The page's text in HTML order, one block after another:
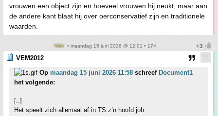
vrouwen een object zijn en hoeveel vrouwen hij neukt, maar aan
de andere kant blaat hij over oerconservatief zijn en traditionele
waarden.
• maandag 15 juni 2026 @ 12:01 • 174
VEM2012
Op maandag 15 juni 2026 11:58 schreef Document1
het volgende:
[..]
Het speelt zich allemaal af in TS z’n hoofd joh.